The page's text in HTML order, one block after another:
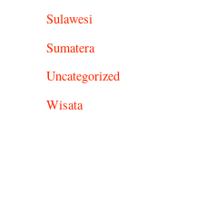
Sulawesi
Sumatera
Uncategorized
Wisata